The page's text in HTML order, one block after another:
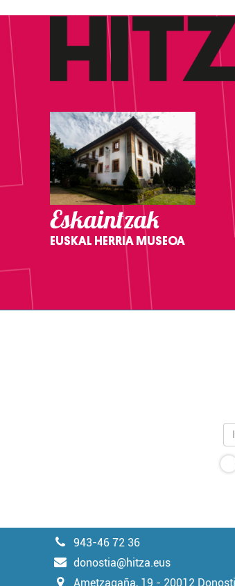
Eskaintzak
EUSKAL HERRIA MUSEOA
943-46 72 36
donostia@hitza.eus
Ametzagaña, 19 - 20012